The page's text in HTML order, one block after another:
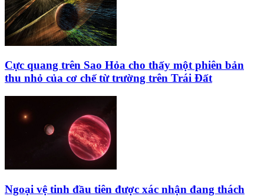
Cực quang trên Sao Hỏa cho thấy một phiên bản
thu nhỏ của cơ chế từ trường trên Trái Đất
Ngoại vệ tinh đầu tiên được xác nhận đang thách